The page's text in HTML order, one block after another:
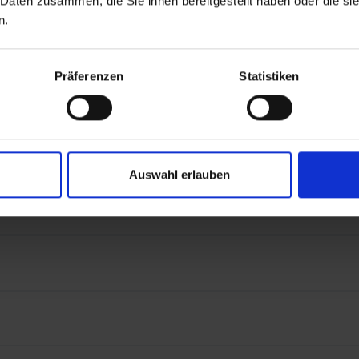
Präferenzen Statistiken
Auswahl erlauben
Efficiency als supereffizienten Allround-Reifen für
mit dem Marathon Efficiency PRO.
spielen beim Marathon Efficiency zusammen, um den
unterwegs bist, sondern auch, dass der Akku länger hält!
dann schau dir auch den Marathon Almotion an!